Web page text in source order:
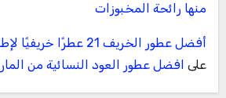
منها رائحة المخبوزات
أفضل عطور الخريف 21 عطرًا خريفيًا لإطراءات لا حصر لها
على افضل عطور العود النسائية من